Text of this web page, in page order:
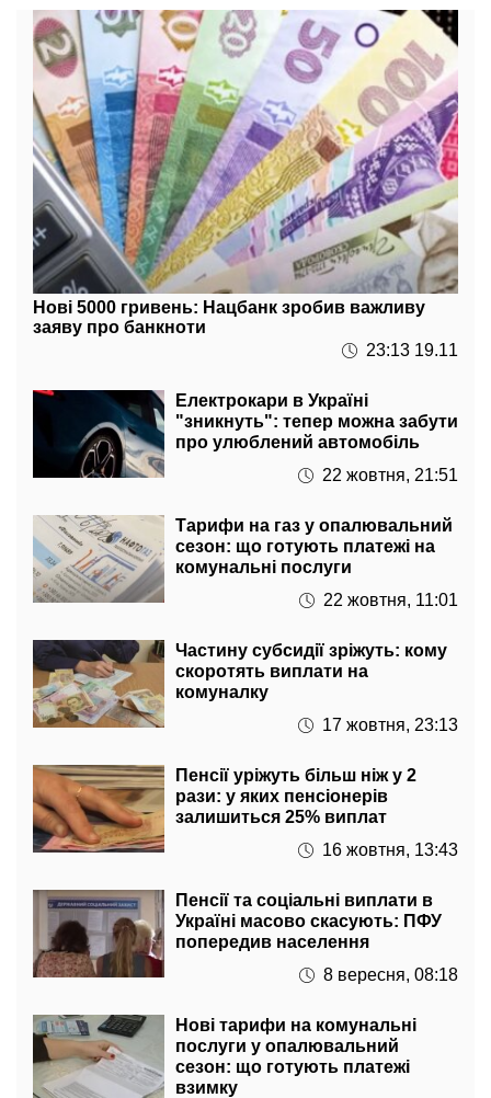
Нові 5000 гривень: Нацбанк зробив важливу
заяву про банкноти
23:13 19.11
Електрокари в Україні
"зникнуть": тепер можна забути
про улюблений автомобіль
22 жовтня, 21:51
Тарифи на газ у опалювальний
сезон: що готують платежі на
комунальні послуги
22 жовтня, 11:01
Частину субсидії зріжуть: кому
скоротять виплати на
комуналку
17 жовтня, 23:13
Пенсії уріжуть більш ніж у 2
рази: у яких пенсіонерів
залишиться 25% виплат
16 жовтня, 13:43
Пенсії та соціальні виплати в
Україні масово скасують: ПФУ
попередив населення
8 вересня, 08:18
Нові тарифи на комунальні
послуги у опалювальний
сезон: що готують платежі
взимку